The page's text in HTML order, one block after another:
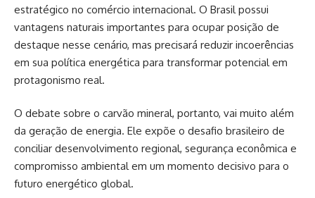
estratégico no comércio internacional. O Brasil possui
vantagens naturais importantes para ocupar posição de
destaque nesse cenário, mas precisará reduzir incoerências
em sua política energética para transformar potencial em
protagonismo real.
O debate sobre o carvão mineral, portanto, vai muito além
da geração de energia. Ele expõe o desafio brasileiro de
conciliar desenvolvimento regional, segurança econômica e
compromisso ambiental em um momento decisivo para o
futuro energético global.